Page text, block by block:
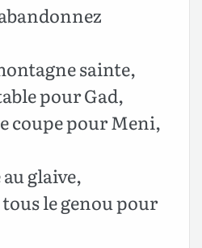
sainte,
pour Gad,
coupe pour Meni,
glaive,
le genou pour